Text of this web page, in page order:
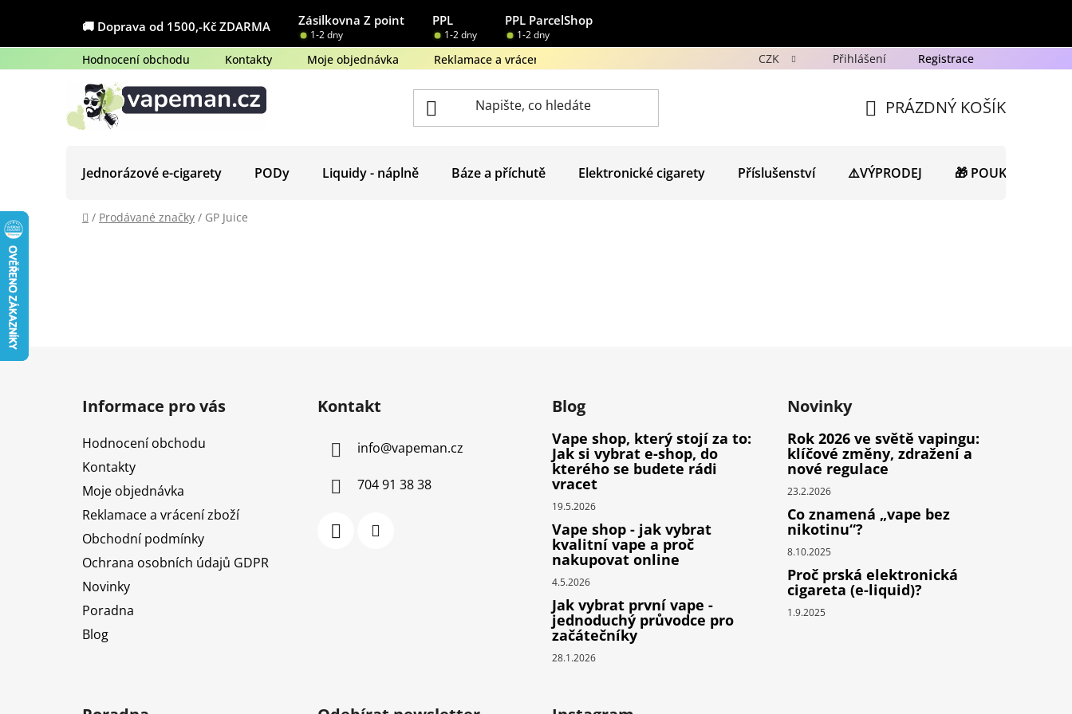
obsah
🚚 Doprava od 1500,-Kč ZDARMA Zásilkovna Z point PPL PPL ParcelShop
1-2 dny 1-2 dny 1-2 dny
Hodnocení obchodu Kontakty Moje objednávka Reklamace a vrácení zboží Ochrana osobních údajů GDPR Novinky
CZK Přihlášení Registrace
KOŠÍK
PRÁZDNÝ KOŠÍK
Jednorázové e-cigarety PODy Liquidy - náplně Báze a příchutě Elektronické cigarety Příslušenství ⚠️VÝPRODEJ 🎁 POUKAZY
Domů
/ Prodávané značky / GP Juice
Informace pro vás
Hodnocení obchodu
Kontakty
Moje objednávka
Reklamace a vrácení zboží
Obchodní podmínky
Ochrana osobních údajů GDPR
Novinky
Poradna
Blog
Kontakt
info@vapeman.cz
704 91 38 38
Blog
Vape shop, který stojí za to:
Jak si vybrat e-shop, do
kterého se budete rádi
vracet
19.5.2026
Vape shop - jak vybrat
kvalitní vape a proč
nakupovat online
4.5.2026
Jak vybrat první vape -
jednoduchý průvodce pro
začátečníky
28.1.2026
Novinky
Rok 2026 ve světě vapingu:
klíčové změny, zdražení a
nové regulace
23.2.2026
Co znamená „vape bez
nikotinu“?
8.10.2025
Proč prská elektronická
cigareta (e-liquid)?
1.9.2025